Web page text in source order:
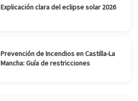
Explicación clara del eclipse solar 2026
Prevención de Incendios en Castilla-La
Mancha: Guía de restricciones